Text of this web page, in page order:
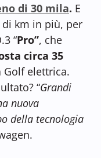
di 30 mila. E
km in più, per
“Pro”, che
circa 35
elettrica.
“Grandi
nuova
della tecnologia